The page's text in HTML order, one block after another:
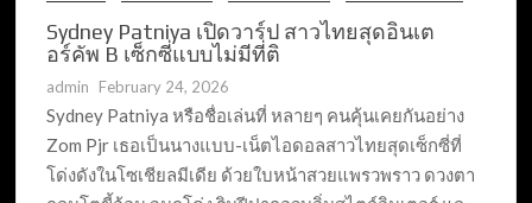
Sydney Patniya เปิดวาร์ป สาวไทยสุดอินเต
อร์คัพ B เซ็กซี่แบบไม่มีที่ติ
admin February 24, 2026
Sydney Patniya หรือชื่อเล่นที่ หลายๆ คนคุ้นเคยกันอย่าง
Zom Pjr เธอเป็นนางแบบ-เน็ตไอดอลสาวไทยสุดเซ็กซี่ที่
โด่งดังในโซเชียลมีเดีย ด้วยใบหน้าสวยแพรวพราว ดวงตา